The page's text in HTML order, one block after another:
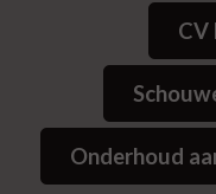
CV
Onderhoud